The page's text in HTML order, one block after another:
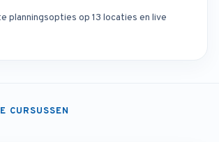
planningsopties op 13 locaties en live
CURSUSSEN